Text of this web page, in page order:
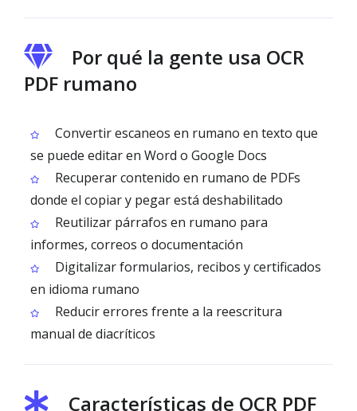
Por qué la gente usa OCR
PDF rumano
Convertir escaneos en rumano en texto que
se puede editar en Word o Google Docs
Recuperar contenido en rumano de PDFs
donde el copiar y pegar está deshabilitado
Reutilizar párrafos en rumano para
informes, correos o documentación
Digitalizar formularios, recibos y certificados
en idioma rumano
Reducir errores frente a la reescritura
manual de diacríticos
Características de OCR PDF